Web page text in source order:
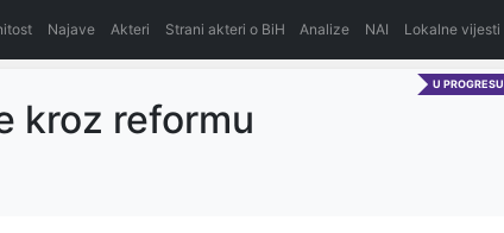
Najave Akteri Strani akteri o BiH Analize NAI Lokalne vijesti
U PROGRESU
kroz reformu